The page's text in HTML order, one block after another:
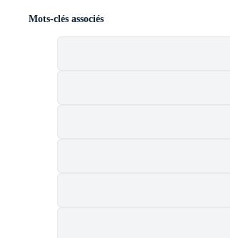
Mots-clés associés